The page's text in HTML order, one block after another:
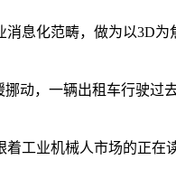
化范畴，做为以3D为
，一辆出租车行驶过
业机械人市场的正在